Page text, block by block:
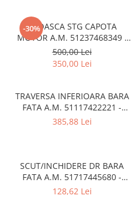
-30%
BROASCA STG CAPOTA
MOTOR A.M. 51237468349 -
BMW SERIA 1 F40
500,00 Lei
350,00 Lei
TRAVERSA INFERIOARA BARA
FATA A.M. 51117422221 -
BMW SERIES 3 (G20/G21)
385,88 Lei
SCUT/INCHIDERE DR BARA
FATA A.M. 51717445680 -
BMW X3 (G01)
128,62 Lei